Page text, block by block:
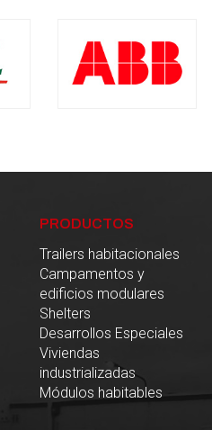
PRODUCTOS
Trailers habitacionales
Campamentos y
edificios modulares
Shelters
Desarrollos Especiales
Viviendas
industrializadas
Módulos habitables